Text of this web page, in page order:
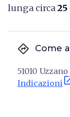
lunga circa
directions Come
51010
Indicazioni